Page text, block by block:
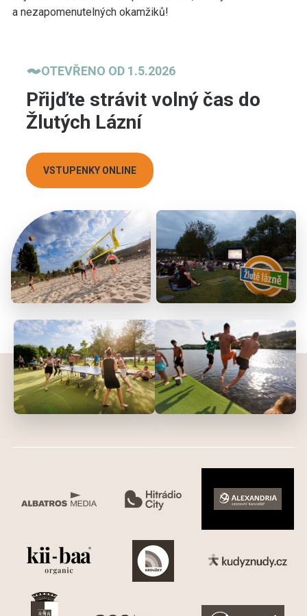
a nezapomenutelných okamžiků!
OTEVŘENO OD 1.5.2026
Přijďte strávit volný čas do
Žlutých Lázní
VSTUPENKY ONLINE